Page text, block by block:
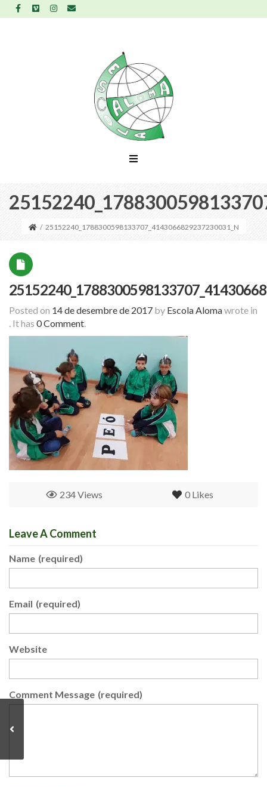
/ 25152240_1788300598133707_4143066829237230031_N
Posted on 14 de desembre de 2017 by Escola Alomawrote in
. It has 0 Comment.
0 Likes
234 Views
Leave A Comment
Name (required)
Email (required)
Website
Comment Message (required)